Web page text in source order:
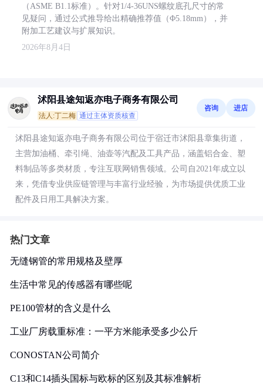
（ASME B1.1标准）。针对1/4-36UNS螺纹底孔尺寸的常
见疑问，通过公式推导给出精确推荐值（Φ5.18mm），并
附加工艺建议与扩展知识。
2026年8月4日
沭阳县途知返亦电子商务有限公司
法人:丁二梅 通过主体资质核查
咨询 进店
沭阳县途知返亦电子商务有限公司位于宿迁市沭阳县章集街道，
主营加油桶、牵引绳、油壶等汽配及工具产品，涵盖铝合金、塑
料制品等多类材质，专注互联网销售领域。公司自2021年成立以
来，凭借专业供应链管理与丰富行业经验，为市场提供优质工业
配件及日用工具解决方案。
热门文章
无缝钢管的常用规格及壁厚
生活中常见的传感器有哪些呢
PE100管材的含义是什么
工业厂房载重标准：一平方米能承受多少公斤
CONOSTAN公司简介
C13和C14插头国标与欧标的区别及其标准解析